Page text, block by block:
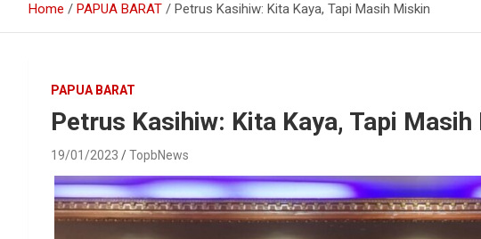
Home PAPUA BARAT Petrus Kasihiw: Kita Kaya, Tapi Masih Miskin
PAPUA BARAT
Petrus Kasihiw: Kita Kaya, Tapi
19/01/2023 TopbNews